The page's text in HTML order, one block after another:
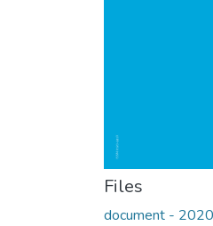
Files
document -